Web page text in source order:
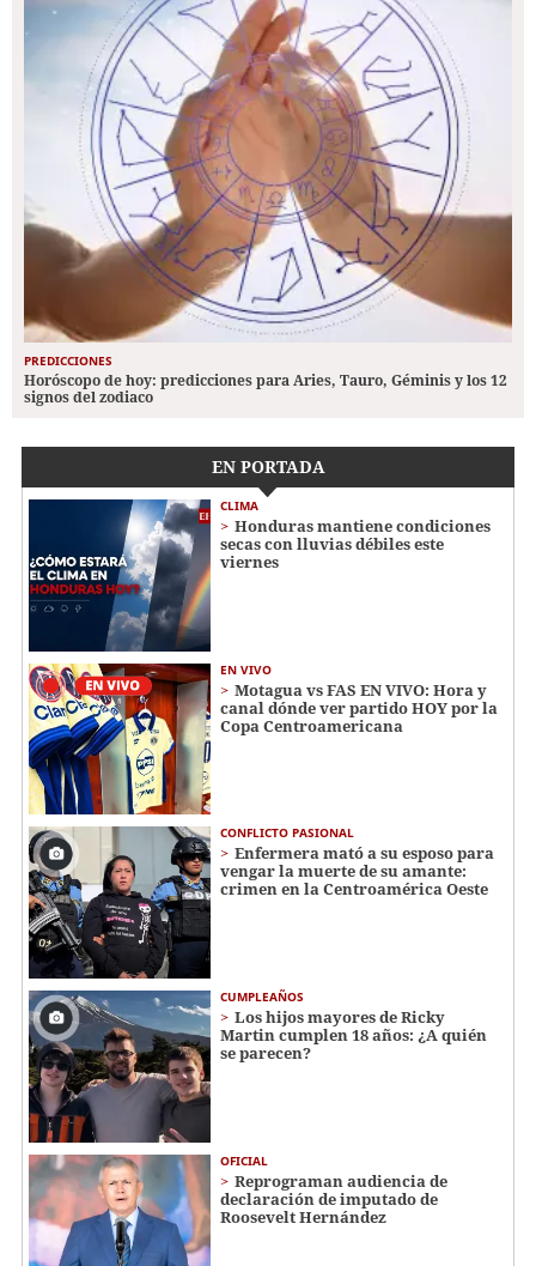
PREDICCIONES
Horóscopo de hoy: predicciones para Aries, Tauro, Géminis y los 12
signos del zodiaco
EN PORTADA
CLIMA
Honduras mantiene condiciones
secas con lluvias débiles este
viernes
EN VIVO
Motagua vs FAS EN VIVO: Hora y
canal dónde ver partido HOY por la
Copa Centroamericana
CONFLICTO PASIONAL
Enfermera mató a su esposo para
vengar la muerte de su amante:
crimen en la Centroamérica Oeste
CUMPLEAÑOS
Los hijos mayores de Ricky
Martin cumplen 18 años: ¿A quién
se parecen?
OFICIAL
Reprograman audiencia de
declaración de imputado de
Roosevelt Hernández